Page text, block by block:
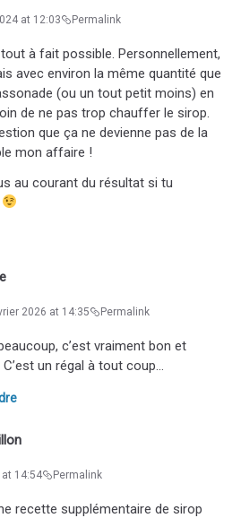
at 12:03 Permalink
tout à fait possible. Personnellement,
avec environ la même quantité que
(ou un tout petit moins) en
de ne pas trop chauffer le sirop.
que ça ne devienne pas de la
mon affaire !
au courant du résultat si tu
2026 at 14:35 Permalink
c’est vraiment bon et
un régal à tout coup…
14:54 Permalink
recette supplémentaire de sirop